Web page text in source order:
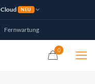
NEU
Fernwartung
0